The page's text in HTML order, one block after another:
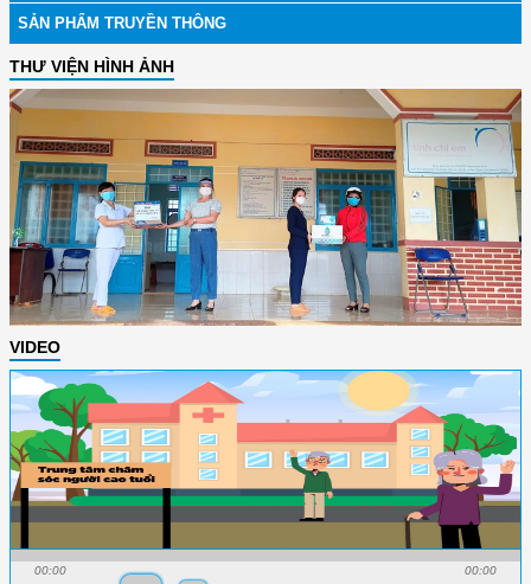
SẢN PHẨM TRUYỀN THÔNG
THƯ VIỆN HÌNH ẢNH
VIDEO
00:00 00:00